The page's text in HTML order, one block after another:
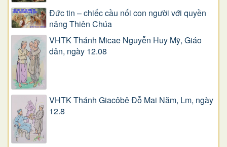
Đức tin – chiếc cầu nối con người với quyền
năng Thiên Chúa
VHTK Thánh Micae Nguyễn Huy Mỹ, Giáo
dân, ngày 12.08
VHTK Thánh Giacôbê Ðỗ Mai Năm, Lm, ngày
12.8